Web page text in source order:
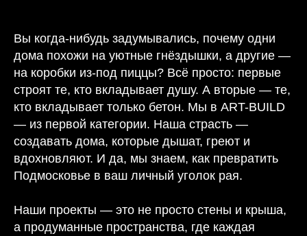
Вы когда-нибудь задумывались, почему одни
дома похожи на уютные гнёздышки, а другие —
на коробки из-под пиццы? Всё просто: первые
строят те, кто вкладывает душу. А вторые — те,
кто вкладывает только бетон. Мы в ART-BUILD
— из первой категории. Наша страсть —
создавать дома, которые дышат, греют и
вдохновляют. И да, мы знаем, как превратить
Подмосковье в ваш личный уголок рая.
Наши проекты — это не просто стены и крыша,
а продуманные пространства, где каждая